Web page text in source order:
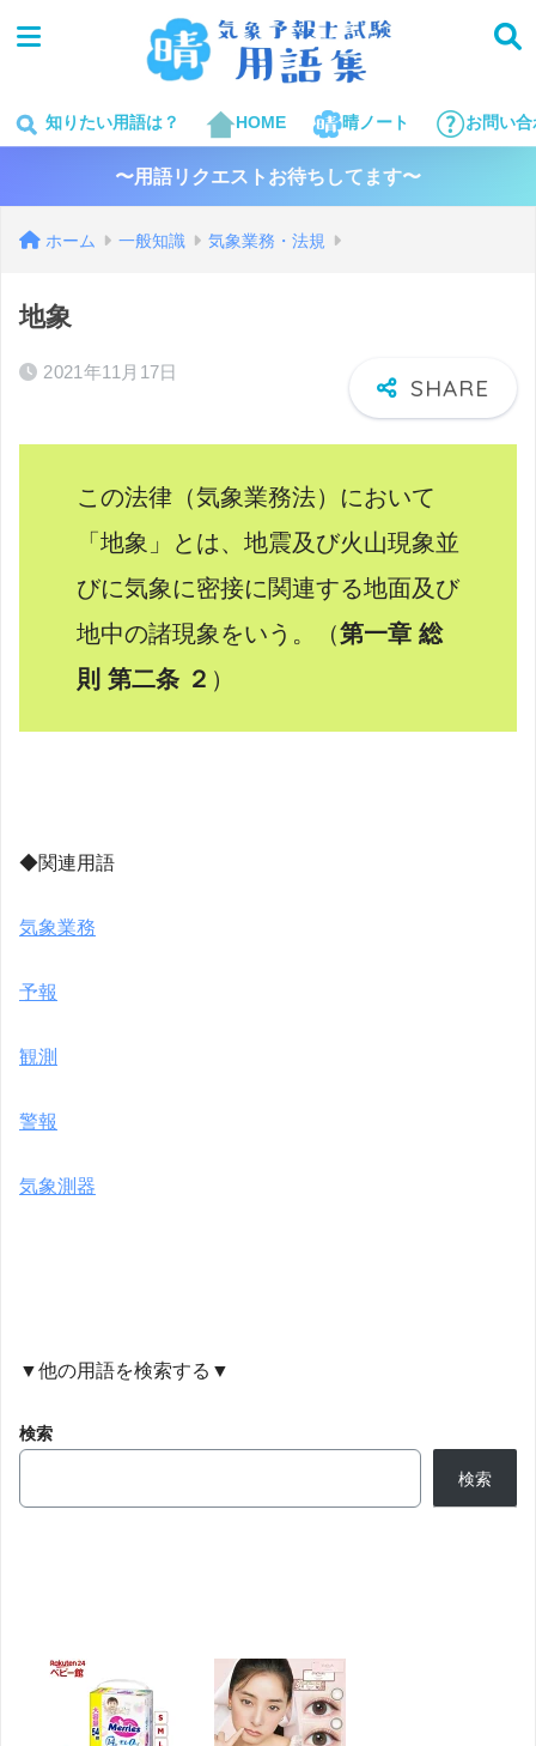
知りたい用語は？ HOME 晴ノート お問い
〜用語リクエストお待ちしてます〜
ホーム 一般知識 気象業務・法規
地象
2021年11月17日
この法律（気象業務法）において
「地象」とは、地震及び火山現象並
びに気象に密接に関連する地面及び
地中の諸現象をいう。
（第一章 総
則 第二条 ２ ）
◆関連用語
気象業務
予報
観測
警報
気象測器
▼他の用語を検索する▼
検索
検索